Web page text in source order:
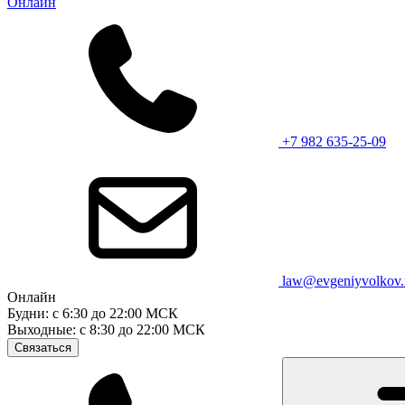
+7 982 635-25-09
Онлайн
Будни: с 6:30 до 22:00 МСК
Выходные: с 8:30 до 22:00 МСК
Связаться